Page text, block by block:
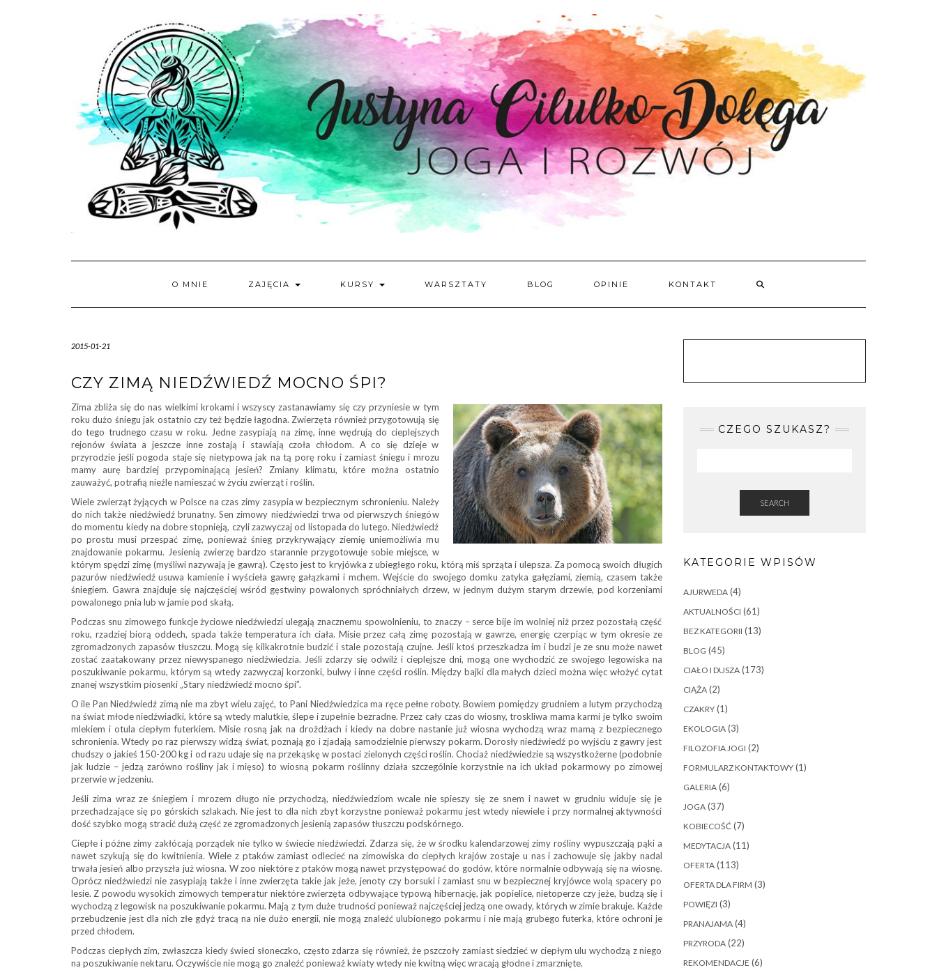
O MNIE ZAJĘCIA KURSY WARSZTATY BLOG OPINIE KONTAKT
2015-01-21
CZY ZIMĄ NIEDŹWIEDŹ MOCNO ŚPI?
Zima zbliża się do nas wielkimi krokami i wszyscy zastanawiamy się czy przyniesie w tym
roku dużo śniegu jak ostatnio czy też będzie łagodna. Zwierzęta również przygotowują się
do tego trudnego czasu w roku. Jedne zasypiają na zimę, inne wędrują do cieplejszych
rejonów świata a jeszcze inne zostają i stawiają czoła chłodom. A co się dzieje w
przyrodzie jeśli pogoda staje się nietypowa jak na tą porę roku i zamiast śniegu i mrozu
mamy aurę bardziej przypominającą jesień? Zmiany klimatu, które można ostatnio
zauważyć, potrafią nieźle namieszać w życiu zwierząt i roślin.
Wiele zwierząt żyjących w Polsce na czas zimy zasypia w bezpiecznym schronieniu. Należy
do nich także niedźwiedź brunatny. Sen zimowy niedźwiedzi trwa od pierwszych śniegów
do momentu kiedy na dobre stopnieją, czyli zazwyczaj od listopada do lutego. Niedźwiedź
po prostu musi przespać zimę, ponieważ śnieg przykrywający ziemię uniemożliwia mu
znajdowanie pokarmu. Jesienią zwierzę bardzo starannie przygotowuje sobie miejsce, w
którym spędzi zimę (myśliwi nazywają je gawrą). Często jest to kryjówka z ubiegłego roku, którą miś sprząta i ulepsza. Za pomocą swoich długich
pazurów niedźwiedź usuwa kamienie i wyścieła gawrę gałązkami i mchem. Wejście do swojego domku zatyka gałęziami, ziemią, czasem także
śniegiem. Gawra znajduje się najczęściej wśród gęstwiny powalonych spróchniałych drzew, w jednym dużym starym drzewie, pod korzeniami
powalonego pnia lub w jamie pod skałą.
Podczas snu zimowego funkcje życiowe niedźwiedzi ulegają znacznemu spowolnieniu, to znaczy – serce bije im wolniej niż przez pozostałą część
roku, rzadziej biorą oddech, spada także temperatura ich ciała. Misie przez całą zimę pozostają w gawrze, energię czerpiąc w tym okresie ze
zgromadzonych zapasów tłuszczu. Mogą się kilkakrotnie budzić i stale pozostają czujne. Jeśli ktoś przeszkadza im i budzi je ze snu może nawet
zostać zaatakowany przez niewyspanego niedźwiedzia. Jeśli zdarzy się odwilż i cieplejsze dni, mogą one wychodzić ze swojego legowiska na
poszukiwanie pokarmu, którym są wtedy zazwyczaj korzonki, bulwy i inne części roślin. Między bajki dla małych dzieci można więc włożyć cytat
znanej wszystkim piosenki „Stary niedźwiedź mocno śpi”.
O ile Pan Niedźwiedź zimą nie ma zbyt wielu zajęć, to Pani Niedźwiedzica ma ręce pełne roboty. Bowiem pomiędzy grudniem a lutym przychodzą
na świat młode niedźwiadki, które są wtedy malutkie, ślepe i zupełnie bezradne. Przez cały czas do wiosny, troskliwa mama karmi je tylko swoim
mlekiem i otula ciepłym futerkiem. Misie rosną jak na drożdżach i kiedy na dobre nastanie już wiosna wychodzą wraz mamą z bezpiecznego
schronienia. Wtedy po raz pierwszy widzą świat, poznają go i zjadają samodzielnie pierwszy pokarm. Dorosły niedźwiedź po wyjściu z gawry jest
chudszy o jakieś 150-200 kg i od razu udaje się na przekąskę w postaci zielonych części roślin. Chociaż niedźwiedzie są wszystkożerne (podobnie
jak ludzie – jedzą zarówno rośliny jak i mięso) to wiosną pokarm roślinny działa szczególnie korzystnie na ich układ pokarmowy po zimowej
przerwie w jedzeniu.
Jeśli zima wraz ze śniegiem i mrozem długo nie przychodzą, niedźwiedziom wcale nie spieszy się ze snem i nawet w grudniu widuje się je
przechadzające się po górskich szlakach. Nie jest to dla nich zbyt korzystne ponieważ pokarmu jest wtedy niewiele i przy normalnej aktywności
dość szybko mogą stracić dużą część ze zgromadzonych jesienią zapasów tłuszczu podskórnego.
Ciepłe i późne zimy zakłócają porządek nie tylko w świecie niedźwiedzi. Zdarza się, że w środku kalendarzowej zimy rośliny wypuszczają pąki a
nawet szykują się do kwitnienia. Wiele z ptaków zamiast odlecieć na zimowiska do ciepłych krajów zostaje u nas i zachowuje się jakby nadal
trwała jesień albo przyszła już wiosna. W zoo niektóre z ptaków mogą nawet przystępować do godów, które normalnie odbywają się na wiosnę.
Oprócz niedźwiedzi nie zasypiają także i inne zwierzęta takie jak jeże, jenoty czy borsuki i zamiast snu w bezpiecznej kryjówce wolą spacery po
lesie. Z powodu wysokich zimowych temperatur niektóre zwierzęta odbywające typową hibernację, jak popielice, nietoperze czy jeże, budzą się i
wychodzą z legowisk na poszukiwanie pokarmu. Mają z tym duże trudności ponieważ najczęściej jedzą one owady, których w zimie brakuje. Każde
przebudzenie jest dla nich złe gdyż tracą na nie dużo energii, nie mogą znaleźć ulubionego pokarmu i nie mają grubego futerka, które ochroni je
przed chłodem.
Podczas ciepłych zim, zwłaszcza kiedy świeci słoneczko, często zdarza się również, że pszczoły zamiast siedzieć w ciepłym ulu wychodzą z niego
na poszukiwanie nektaru. Oczywiście nie mogą go znaleźć ponieważ kwiaty wtedy nie kwitną więc wracają głodne i zmarznięte.
CZEGO SZUKASZ?
SEARCH
KATEGORIE WPISÓW
AJURWEDA(4)
AKTUALNOŚCI (61)
BEZ KATEGORII (13)
BLOG (45)
CIAŁO I DUSZA(173)
CIĄŻA(2)
CZAKRY(1)
EKOLOGIA(3)
FILOZOFIA JOGI (2)
FORMULARZ KONTAKTOWY(1)
GALERIA(6)
JOGA(37)
KOBIECOŚĆ(7)
MEDYTACJA(11)
OFERTA(113)
OFERTA DLA FIRM (3)
POWIĘZI (3)
PRANAJAMA(4)
PRZYRODA(22)
REKOMENDACJE (6)